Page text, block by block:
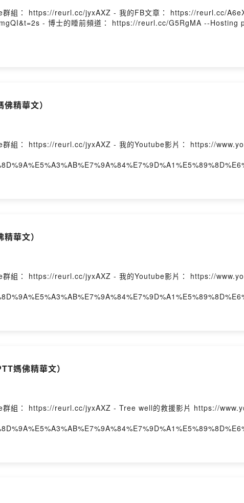
群組： https://reurl.cc/jyxAXZ - 我的FB文章： https://reurl.cc/
- 博士的睡前頻道： https://reurl.cc/G5RgMA --Hosting
精華文）
群組： https://reurl.cc/jyxAXZ - 我的Youtube影片： https://
華文）
群組： https://reurl.cc/jyxAXZ - 我的Youtube影片： https://
媽佛精華文）
群組： https://reurl.cc/jyxAXZ - Tree well的救援影片 https://